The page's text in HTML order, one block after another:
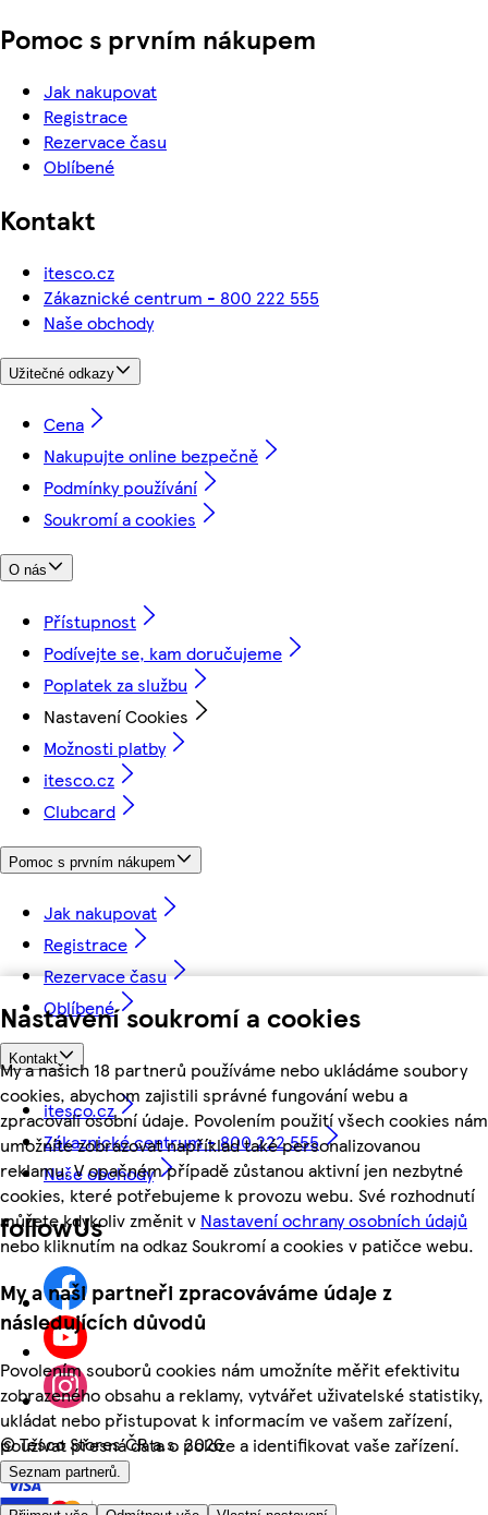
Nastavení soukromí a cookies
My a našich 18 partnerů používáme nebo ukládáme soubory
cookies, abychom zajistili správné fungování webu a
zpracovali osobní údaje. Povolením použití všech cookies nám
umožníte zobrazovat například také personalizovanou
reklamu. V opačném případě zůstanou aktivní jen nezbytné
cookies, které potřebujeme k provozu webu. Své rozhodnutí
můžete kdykoliv změnit v Nastavení ochrany osobních údajů
nebo kliknutím na odkaz Soukromí a cookies v patičce webu.
My a naši partneři zpracováváme údaje z
následujících důvodů
Povolením souborů cookies nám umožníte měřit efektivitu
zobrazeného obsahu a reklamy, vytvářet uživatelské statistiky,
ukládat nebo přistupovat k informacím ve vašem zařízení,
používat přesná data o poloze a identifikovat vaše zařízení.
Seznam partnerů.
Pomoc s prvním nákupem
Jak nakupovat
Registrace
Rezervace času
Oblíbené
Kontakt
itesco.cz
Zákaznické centrum - 800 222 555
Naše obchody
Užitečné odkazy
Cena
Nakupujte online bezpečně
Podmínky používání
Soukromí a cookies
O nás
Přístupnost
Podívejte se, kam doručujeme
Poplatek za službu
Nastavení Cookies
Možnosti platby
itesco.cz
Clubcard
Pomoc s prvním nákupem
Jak nakupovat
Registrace
Rezervace času
Oblíbené
Kontakt
itesco.cz
Zákaznické centrum - 800 222 555
Naše obchody
followUs
©Tesco Stores ČR a.s. 2026